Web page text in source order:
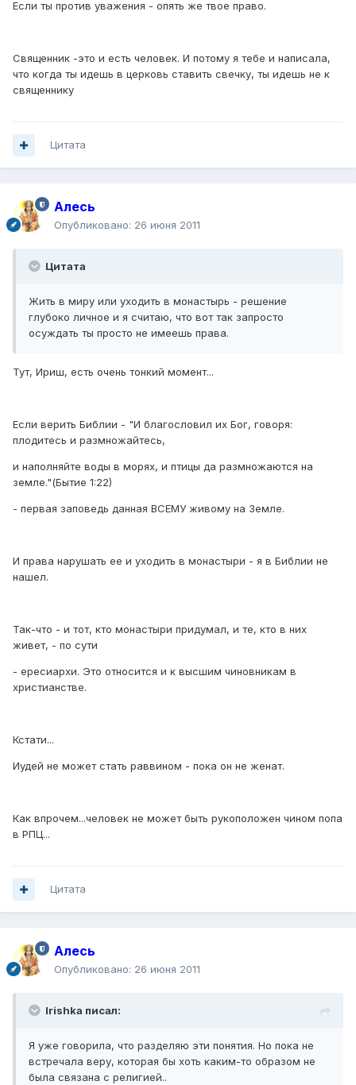
Если ты против уважения - опять же твое право.
Священник -это и есть человек. И потому я тебе и написала,
что когда ты идешь в церковь ставить свечку, ты идешь не к
священнику
Цитата
Алесь
Опубликовано: 26 июня 2011
Цитата
Жить в миру или уходить в монастырь - решение
глубоко личное и я считаю, что вот так запросто
осуждать ты просто не имеешь права.
Тут, Ириш, есть очень тонкий момент...
Если верить Библии - "И благословил их Бог, говоря:
плодитесь и размножайтесь,
и наполняйте воды в морях, и птицы да размножаются на
земле."(Бытие 1:22)
- первая заповедь данная ВСЕМУ живому на Земле.
И права нарушать ее и уходить в монастыри - я в Библии не
нашел.
Так-что - и тот, кто монастыри придумал, и те, кто в них
живет, - по сути
- ересиархи. Это относится и к высшим чиновникам в
христианстве.
Кстати...
Иудей не может стать раввином - пока он не женат.
Как впрочем...человек не может быть рукоположен чином попа
в РПЦ...
Цитата
Алесь
Опубликовано: 26 июня 2011
Irishka писал:
Я уже говорила, что разделяю эти понятия. Но пока не
встречала веру, которая бы хоть каким-то образом не
была связана с религией..